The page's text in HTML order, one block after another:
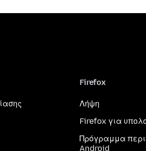
Firefox
Λήψη
Firefox για
Πρόγραμμα
Android